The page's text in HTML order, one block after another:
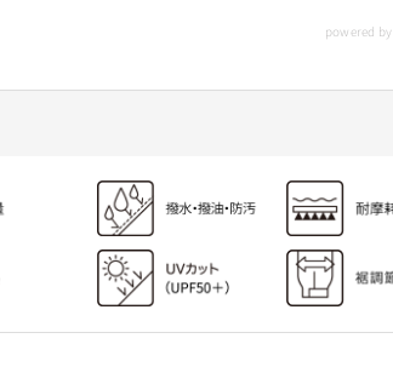
powered by